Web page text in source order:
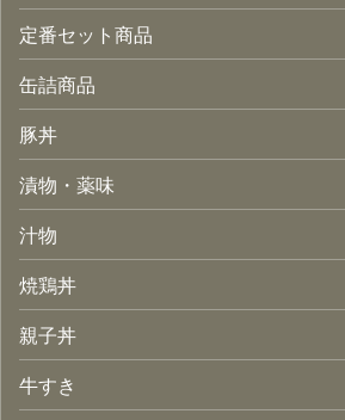
定番セット商品
缶詰商品
豚丼
漬物・薬味
汁物
焼鶏丼
親子丼
牛すき